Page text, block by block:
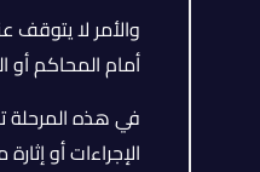
والأمر لا يتوقف
أمام المحاكم أو
في هذه المرحلة
الإجراءات أو